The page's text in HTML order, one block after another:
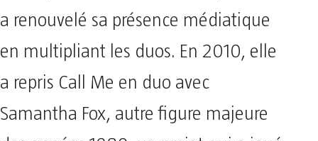
a renouvelé sa présence médiatique
en multipliant les duos. En 2010, elle
a repris Call Me en duo avec
Samantha Fox, autre figure majeure